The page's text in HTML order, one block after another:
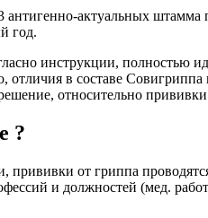
антигенно-актуальных
год.
инструкции, полностью
отличия в составе
относительно
?
от гриппа
и должностей (мед.